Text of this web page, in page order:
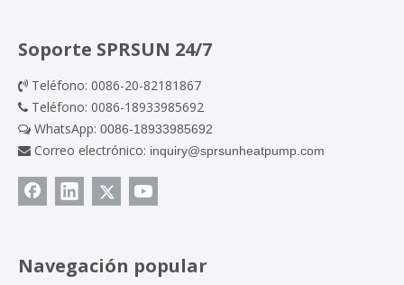
Soporte SPRSUN 24/7
 Teléfono: 0086-20-82181867
 Teléfono: 0086-18933985692
 WhatsApp: 0086-18933985692
 Correo electrónico: inquiry@sprsunheatpump.com
Navegación popular